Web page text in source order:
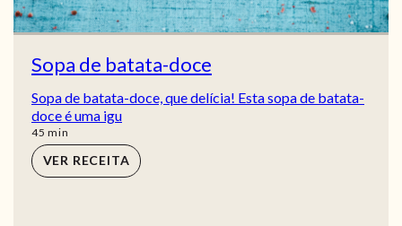
Sopa de batata-doce
Sopa de batata-doce, que delícia! Esta sopa de batata-
doce é uma igu
45 min
min
VER RECEITA